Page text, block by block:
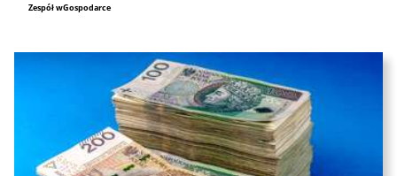
Zespół wGospodarce